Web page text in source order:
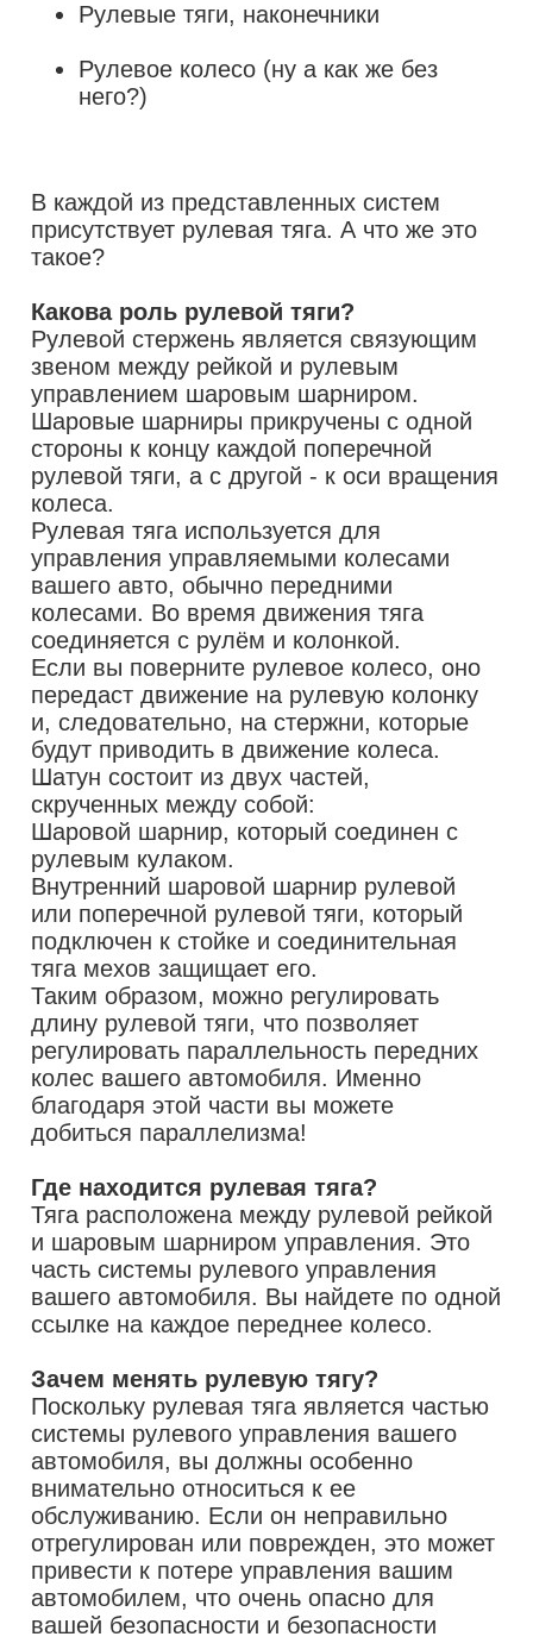
Рулевые тяги, наконечники
Рулевое колесо (ну а как же без
него?)
В каждой из представленных систем
присутствует рулевая тяга. А что же это
такое?
Какова роль рулевой тяги?
Рулевой стержень является связующим
звеном между рейкой и рулевым
управлением шаровым шарниром.
Шаровые шарниры прикручены с одной
стороны к концу каждой поперечной
рулевой тяги, а с другой - к оси вращения
колеса.
Рулевая тяга используется для
управления управляемыми колесами
вашего авто, обычно передними
колесами. Во время движения тяга
соединяется с рулём и колонкой.
Если вы поверните рулевое колесо, оно
передаст движение на рулевую колонку
и, следовательно, на стержни, которые
будут приводить в движение колеса.
Шатун состоит из двух частей,
скрученных между собой:
Шаровой шарнир, который соединен с
рулевым кулаком.
Внутренний шаровой шарнир рулевой
или поперечной рулевой тяги, который
подключен к стойке и соединительная
тяга мехов защищает его.
Таким образом, можно регулировать
длину рулевой тяги, что позволяет
регулировать параллельность передних
колес вашего автомобиля. Именно
благодаря этой части вы можете
добиться параллелизма!
Где находится рулевая тяга?
Тяга расположена между рулевой рейкой
и шаровым шарниром управления. Это
часть системы рулевого управления
вашего автомобиля. Вы найдете по одной
ссылке на каждое переднее колесо.
Зачем менять рулевую тягу?
Поскольку рулевая тяга является частью
системы рулевого управления вашего
автомобиля, вы должны особенно
внимательно относиться к ее
обслуживанию. Если он неправильно
отрегулирован или поврежден, это может
привести к потере управления вашим
автомобилем, что очень опасно для
вашей безопасности и безопасности